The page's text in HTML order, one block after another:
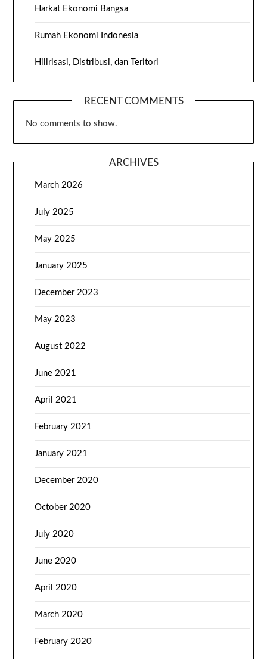
Harkat Ekonomi Bangsa
Rumah Ekonomi Indonesia
Hilirisasi, Distribusi, dan Teritori
RECENT COMMENTS
No comments to show.
ARCHIVES
March 2026
July 2025
May 2025
January 2025
December 2023
May 2023
August 2022
June 2021
April 2021
February 2021
January 2021
December 2020
October 2020
July 2020
June 2020
April 2020
March 2020
February 2020